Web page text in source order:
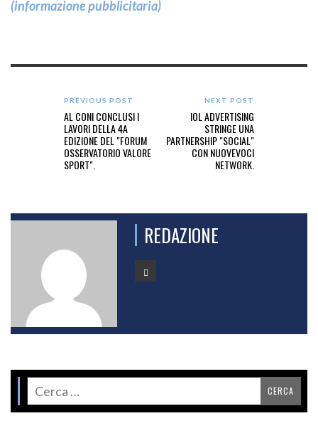
(informazione pubblicitaria)
PREVIOUS POST
AL CONI CONCLUSI I
LAVORI DELLA 4A
EDIZIONE DEL "FORUM
OSSERVATORIO VALORE
SPORT".
NEXT POST
IOL ADVERTISING
STRINGE UNA
PARTNERSHIP "SOCIAL"
CON NUOVEVOCI
NETWORK.
REDAZIONE